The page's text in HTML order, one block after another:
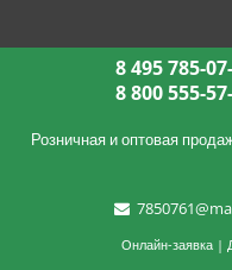
8 495 785-
8 800 555-
Розничная и оптовая
Онлайн-заявка|